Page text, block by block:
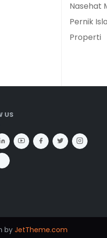
Nasehat
Pernik
Properti
US
by JetTheme.com